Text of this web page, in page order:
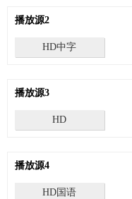
播放源2
HD中字
播放源3
HD
播放源4
HD国语